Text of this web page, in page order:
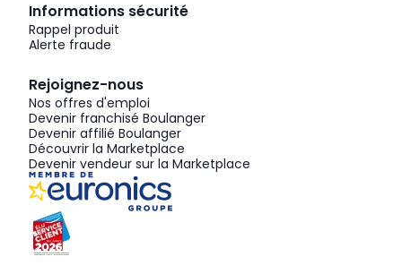
Informations sécurité
Rappel produit
Alerte fraude
Rejoignez-nous
Nos offres d'emploi
Devenir franchisé Boulanger
Devenir affilié Boulanger
Découvrir la Marketplace
Devenir vendeur sur la Marketplace